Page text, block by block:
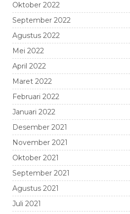
Oktober 2022
September 2022
Agustus 2022
Mei 2022
April 2022
Maret 2022
Februari 2022
Januari 2022
Desember 2021
November 2021
Oktober 2021
September 2021
Agustus 2021
Juli 2021